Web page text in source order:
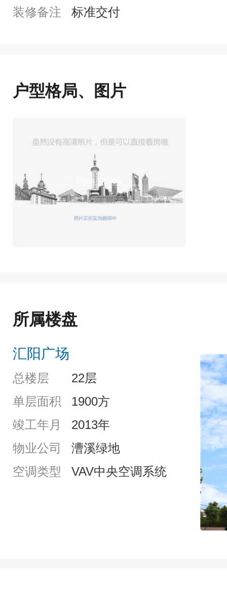
装修备注
标准交付
户型格局、图片
所属楼盘
汇阳广场
总楼层
22层
单层面积
1900方
竣工年月
2013年
物业公司
漕溪绿地
空调类型
VAV中央空调系统